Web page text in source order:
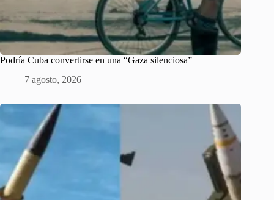
Podría Cuba convertirse en una “Gaza silenciosa”
7 agosto, 2026